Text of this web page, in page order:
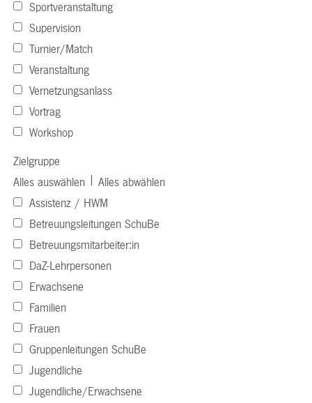
Sportveranstaltung
Supervision
Turnier/Match
Veranstaltung
Vernetzungsanlass
Vortrag
Workshop
Zielgruppe
Alles auswählen
Alles abwählen
Assistenz / HWM
Betreuungsleitungen SchuBe
Betreuungsmitarbeiter:in
DaZ-Lehrpersonen
Erwachsene
Familien
Frauen
Gruppenleitungen SchuBe
Jugendliche
Jugendliche/Erwachsene